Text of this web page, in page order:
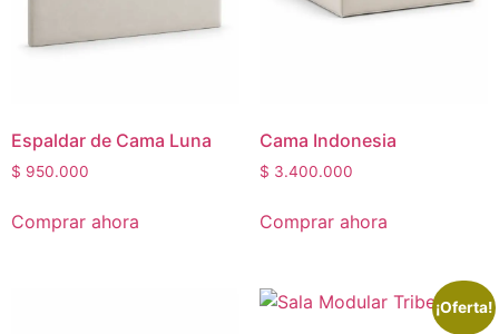
Espaldar de Cama Luna
$ 950.000
Comprar ahora
Cama Indonesia
$ 3.400.000
Comprar ahora
¡Oferta!